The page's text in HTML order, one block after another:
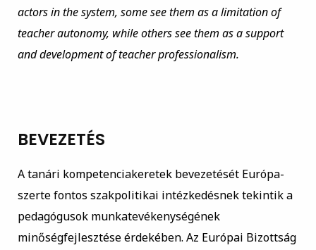
actors in the system, some see them as a limitation of
teacher autonomy, while others see them as a support
and development of teacher professionalism.
BEVEZETÉS
A tanári kompetenciakeretek bevezetését Európa-
szerte fontos szakpolitikai intézkedésnek tekintik a
pedagógusok munkatevékenységének
minőségfejlesztése érdekében. Az Európai Bizottság